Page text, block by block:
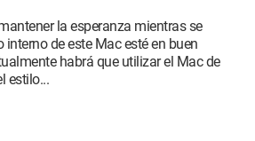
la esperanza mientras se
interno de este Mac esté en buen
habrá que utilizar el Mac de
estilo...